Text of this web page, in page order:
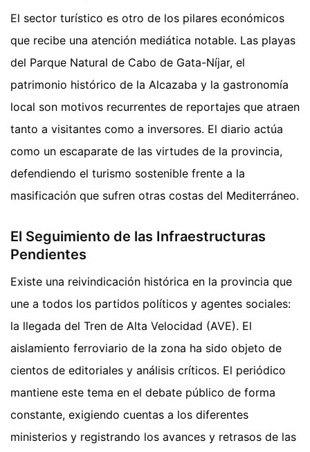
El sector turístico es otro de los pilares económicos
que recibe una atención mediática notable. Las playas
del Parque Natural de Cabo de Gata-Níjar, el
patrimonio histórico de la Alcazaba y la gastronomía
local son motivos recurrentes de reportajes que atraen
tanto a visitantes como a inversores. El diario actúa
como un escaparate de las virtudes de la provincia,
defendiendo el turismo sostenible frente a la
masificación que sufren otras costas del Mediterráneo.
El Seguimiento de las Infraestructuras
Pendientes
Existe una reivindicación histórica en la provincia que
une a todos los partidos políticos y agentes sociales:
la llegada del Tren de Alta Velocidad (AVE). El
aislamiento ferroviario de la zona ha sido objeto de
cientos de editoriales y análisis críticos. El periódico
mantiene este tema en el debate público de forma
constante, exigiendo cuentas a los diferentes
ministerios y registrando los avances y retrasos de las